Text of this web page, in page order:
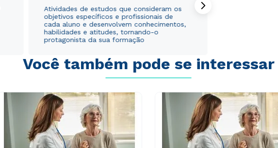
Atividades de estudos que consideram os
objetivos específicos e profissionais de
cada aluno e desenvolvem conhecimentos,
habilidades e atitudes, tornando-o
protagonista da sua formação
Você também pode se interessar